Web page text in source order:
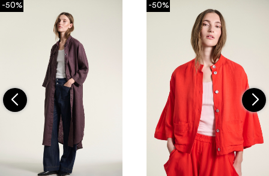
-50% -50%